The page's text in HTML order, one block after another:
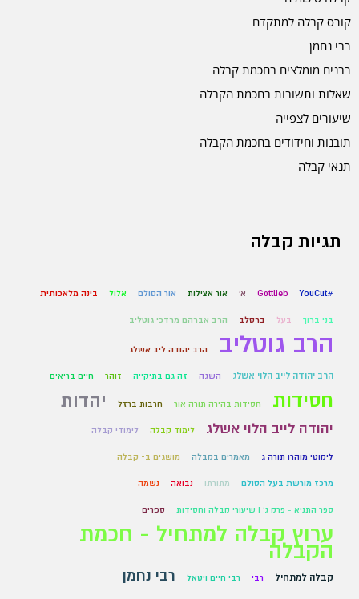
קורס קבלה למתקדם
רבי נחמן
רבנים מומלצים בחכמת קבלה
שאלות ותשובות בחכמת הקבלה
שיעורים לצפייה
תובנות וחידודים בחכמת הקבלה
תנאי קבלה
תגיות קבלה
#YouCut
Gottlieb א' אור אצילות אור הסולם אלול בינה מלאכותית
בני ברוך בעל ברסלב הרב אברהם מרדכי גוטליב
הרב גוטליב הרב יהודה ליב אשלג
הרב יהודה לייב הלוי אשלג השגה זה גם בתיקייה זוהר חיים בריאים
חסידות חסידות בהירה תורה אור חרבות ברזל יהדות
יהודה לייב הלוי אשלג לימוד קבלה לימודי קבלה
ליקוטי מוהרן תורה ג מאמרים בקבלה מושגים ב- קבלה
מרכז מורשת בעל הסולם מתורתו נבואה נשמה
ספר התניא - פרק ג' | שיעורי קבלה וחסידות ספרים
ערוץ קבלה למתחיל - חכמת
הקבלה
קבלה למתחיל רבי רבי חיים ויטאל רבי נחמן